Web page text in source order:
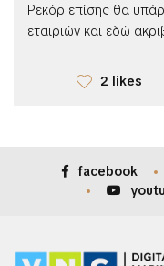
Ρεκόρ επίσης θα
εταιριών και εδώ
2 likes
facebook